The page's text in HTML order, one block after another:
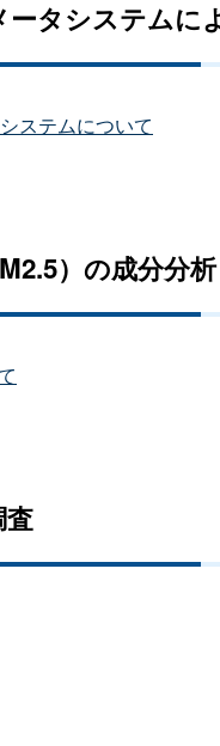
ータシステムに
ステムについて
）の成分分析
査